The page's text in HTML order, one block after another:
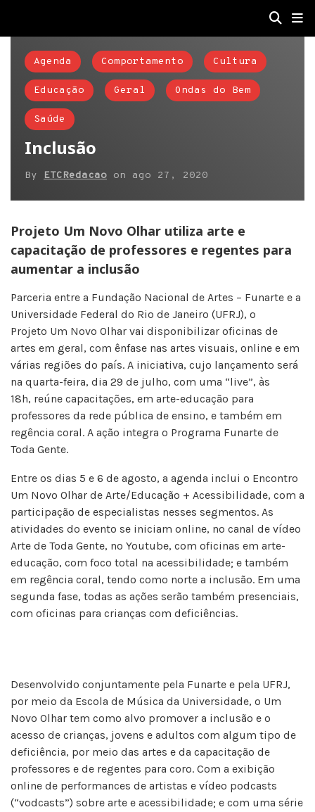
Agenda Comportamento Cultura
Educação Geral Ondas do Bem
Saúde
Inclusão
By ETCRedacao on ago 27, 2020
Projeto Um Novo Olhar utiliza arte e
capacitação de professores e regentes para
aumentar a inclusão
Parceria entre a Fundação Nacional de Artes – Funarte e a
Universidade Federal do Rio de Janeiro (UFRJ), o
Projeto Um Novo Olhar vai disponibilizar oficinas de
artes em geral, com ênfase nas artes visuais, online e em
várias regiões do país. A iniciativa, cujo lançamento será
na quarta-feira, dia 29 de julho, com uma “live”, às
18h, reúne capacitações, em arte-educação para
professores da rede pública de ensino, e também em
regência coral. A ação integra o Programa Funarte de
Toda Gente.
Entre os dias 5 e 6 de agosto, a agenda inclui o Encontro
Um Novo Olhar de Arte/Educação + Acessibilidade, com a
participação de especialistas nesses segmentos. As
atividades do evento se iniciam online, no canal de vídeo
Arte de Toda Gente, no Youtube, com oficinas em arte-
educação, com foco total na acessibilidade; e também
em regência coral, tendo como norte a inclusão. Em uma
segunda fase, todas as ações serão também presenciais,
com oficinas para crianças com deficiências.
Desenvolvido conjuntamente pela Funarte e pela UFRJ,
por meio da Escola de Música da Universidade, o Um
Novo Olhar tem como alvo promover a inclusão e o
acesso de crianças, jovens e adultos com algum tipo de
deficiência, por meio das artes e da capacitação de
professores e de regentes para coro. Com a exibição
online de performances de artistas e vídeo podcasts
(“vodcasts”) sobre arte e acessibilidade; e com uma série